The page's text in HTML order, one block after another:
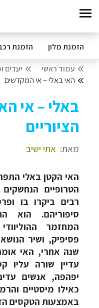
הזמנת מלון הזמנת
עמוד ראשי יעדים
האי באלי – אי המקדשים
באלי – אי
הציוריים
מאת: אתי ישיב
האי הקטן באלי
הטרופיים
רבים ביקרו בו
סיפוריהם. הוא
המחזמר
שנה אחרי, האי
עדיין שורה עליו
יפהפה, אנשים
כאילו מיסטיים
באמצעות הטקסים